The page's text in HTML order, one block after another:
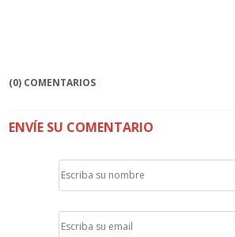
(0) COMENTARIOS
ENVÍE SU COMENTARIO